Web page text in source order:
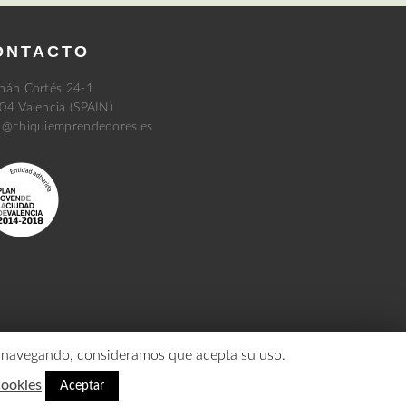
Cortés 24-1
Valencia (SPAIN)
consideramos que acepta su uso.
Aceptar